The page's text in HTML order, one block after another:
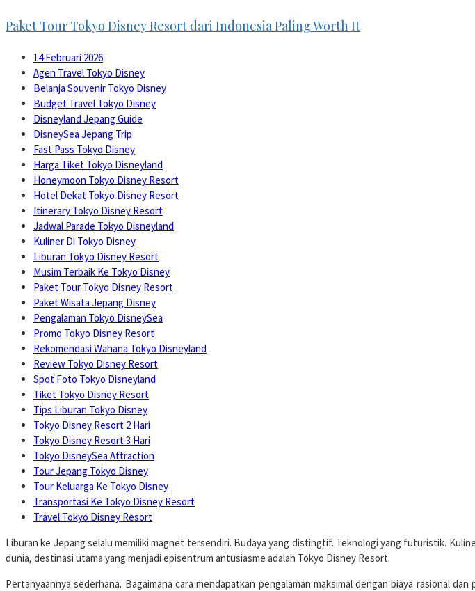
Paket Tour Tokyo Disney Resort dari Indonesia Paling Worth It
14 Februari 2026
Agen Travel Tokyo Disney
Belanja Souvenir Tokyo Disney
Budget Travel Tokyo Disney
Disneyland Jepang Guide
DisneySea Jepang Trip
Fast Pass Tokyo Disney
Harga Tiket Tokyo Disneyland
Honeymoon Tokyo Disney Resort
Hotel Dekat Tokyo Disney Resort
Itinerary Tokyo Disney Resort
Jadwal Parade Tokyo Disneyland
Kuliner Di Tokyo Disney
Liburan Tokyo Disney Resort
Musim Terbaik Ke Tokyo Disney
Paket Tour Tokyo Disney Resort
Paket Wisata Jepang Disney
Pengalaman Tokyo DisneySea
Promo Tokyo Disney Resort
Rekomendasi Wahana Tokyo Disneyland
Review Tokyo Disney Resort
Spot Foto Tokyo Disneyland
Tiket Tokyo Disney Resort
Tips Liburan Tokyo Disney
Tokyo Disney Resort 2 Hari
Tokyo Disney Resort 3 Hari
Tokyo DisneySea Attraction
Tour Jepang Tokyo Disney
Tour Keluarga Ke Tokyo Disney
Transportasi Ke Tokyo Disney Resort
Travel Tokyo Disney Resort
Liburan ke Jepang selalu memiliki magnet tersendiri. Budaya yang distingtif. Teknologi yang futuristik.
dunia, destinasi utama yang menjadi episentrum antusiasme adalah Tokyo Disney Resort.
Pertanyaannya sederhana. Bagaimana cara mendapatkan pengalaman maksimal dengan biaya rasional